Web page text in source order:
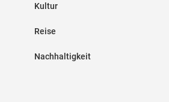
Kultur
Reise
Nachhaltigkeit